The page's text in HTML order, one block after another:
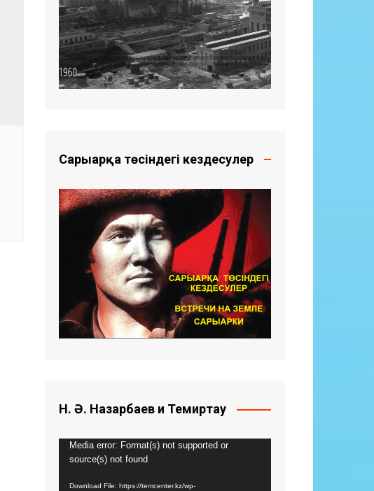
Сарыарқа төсіндегі кездесулер
Н. Ә. Назарбаев и Темиртау
Видео
плейер
Media error: Format(s) not supported or
source(s) not found
Download File: https://temcenter.kz/wp-